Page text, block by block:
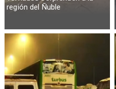
región del Ñuble